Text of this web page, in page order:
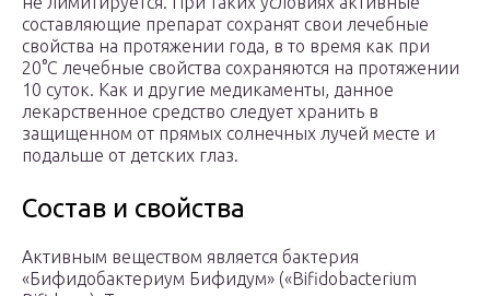
составляющие препарат сохранят свои лечебные
свойства на протяжении года, в то время как при
20°С лечебные свойства сохраняются на протяжении
10 суток. Как и другие медикаменты, данное
лекарственное средство следует хранить в
защищенном от прямых солнечных лучей месте и
подальше от детских глаз.
Состав и свойства
Активным веществом является бактерия
«Бифидобактериум Бифидум» («Bifidobacterium